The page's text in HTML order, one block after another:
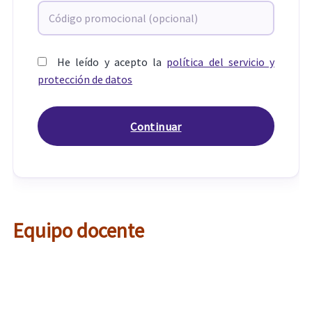
He leído y acepto la política del servicio y
protección de datos
Equipo docente